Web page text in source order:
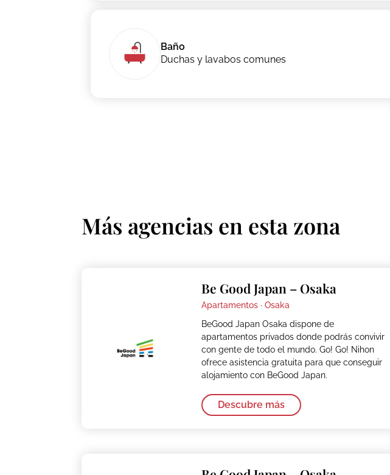
Baño
Duchas y lavabos comunes
Más agencias en esta zona
Be Good Japan – Osaka
Apartamentos · Osaka
BeGood Japan Osaka dispone de
apartamentos privados donde podrás convivir
con gente de todo el mundo. Go! Go! Nihon
ofrece asistencia gratuita para que conseguir
alojamiento con BeGood Japan.
Descubre más